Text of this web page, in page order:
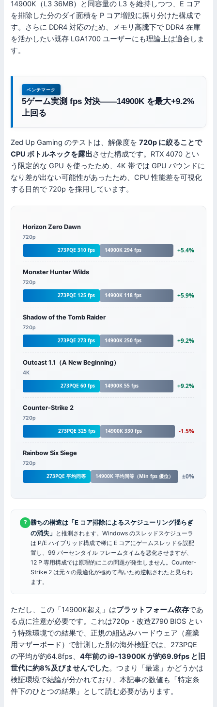
14900K（L3 36MB）と同容量の L3 を維持しつつ、E コア
を排除した分のダイ面積を P コア増設に振り分けた構成で
す。さらに DDR4 対応のため、メモリ高騰下で DDR4 在庫
を活かしたい既存 LGA1700 ユーザーにも理論上は適合しま
す。
ベンチマーク
5ゲーム実測 fps 対決——14900K を最大+9.2%
上回る
Zed Up Gaming のテストは、解像度を720p に絞ることで
CPU ボトルネックを露出させた構成です。RTX 4070 とい
う限定的な GPU を使ったため、4K 帯では GPU バウンドに
なり差が出ない可能性があったため、CPU 性能差を可視化
する目的で 720p を採用しています。
Horizon Zero Dawn
720p
273PQE 310 fps 14900K 294 fps +5.4%
Monster Hunter Wilds
720p
273PQE 125 fps 14900K 118 fps +5.9%
Shadow of the Tomb Raider
720p
273PQE 273 fps 14900K 250 fps +9.2%
Outcast 1.1（A New Beginning）
4K
273PQE 60 fps 14900K 55 fps +9.2%
Counter-Strike 2
720p
273PQE 325 fps 14900K 330 fps -1.5%
Rainbow Six Siege
720p
273PQE 平均同等 14900K 平均同等（Min fps 優位） ±0%
?
勝ちの構造は「E コア排除によるスケジューリング揺らぎ
の消失」 と推測されます。Windows のスレッドスケジューラ
は P/E ハイブリッド構成で稀に E コアにゲームスレッドを誤配
置し、99 パーセンタイル フレームタイムを悪化させますが、
12 P 専用構成では原理的にこの問題が発生しません。Counter-
Strike 2 は元々の最適化が極めて高いため逆転されたと見られ
ます。
ただし、この「14900K超え」はプラットフォーム依存であ
る点に注意が必要です。これは720p・改造Z790 BIOS とい
う特殊環境での結果で、正規の組込みハードウェア（産業
用マザーボード）で計測した別の海外検証では、273PQE
の平均が約64.8fps、4年前の i9-13900K が約69.9fps と旧
世代に約8%及びませんでした。つまり「最速」かどうかは
検証環境で結論が分かれており、本記事の数値も「特定条
件下のひとつの結果」として読む必要があります。